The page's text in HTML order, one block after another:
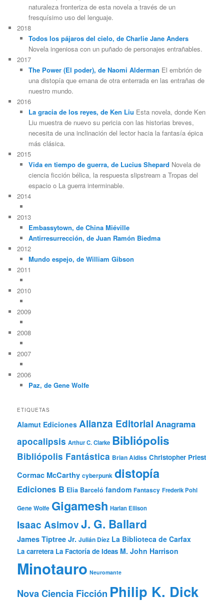
naturaleza fronteriza de esta novela a través de un
fresquísimo uso del lenguaje.
2018
Todos los pájaros del cielo, de Charlie Jane Anders
Novela ingeniosa con un puñado de personajes entrañables.
2017
The Power (El poder), de Naomi Alderman El embrión de
una distopía que emana de otra enterrada en las entrañas de
nuestro mundo.
2016
La gracia de los reyes, de Ken Liu Esta novela, donde Ken
Liu muestra de nuevo su pericia con las historias breves,
necesita de una inclinación del lector hacia la fantasía épica
más clásica.
2015
Vida en tiempo de guerra, de Lucius Shepard Novela de
ciencia ficción bélica, la respuesta slipstream a Tropas del
espacio o La guerra interminable.
2014
2013
Embassytown, de China Miéville
Antirresurrección, de Juan Ramón Biedma
2012
Mundo espejo, de William Gibson
2011
2010
2009
2008
2007
2006
Paz, de Gene Wolfe
ETIQUETAS
Alamut Ediciones Alianza Editorial Anagrama
apocalipsis Arthur C. Clarke Bibliópolis
Bibliópolis Fantástica Brian Aldiss Christopher Priest
Cormac McCarthy cyberpunk distopía
Ediciones B Elia Barceló fandom Fantascy Frederik Pohl
Gene Wolfe Gigamesh Harlan Ellison
Isaac AsimovJ. G. Ballard
James Tiptree Jr. Julián Díez La Biblioteca de Carfax
La carretera La Factoría de Ideas M. John Harrison
Minotauro Neuromante
Nova Ciencia Ficción Philip K. Dick